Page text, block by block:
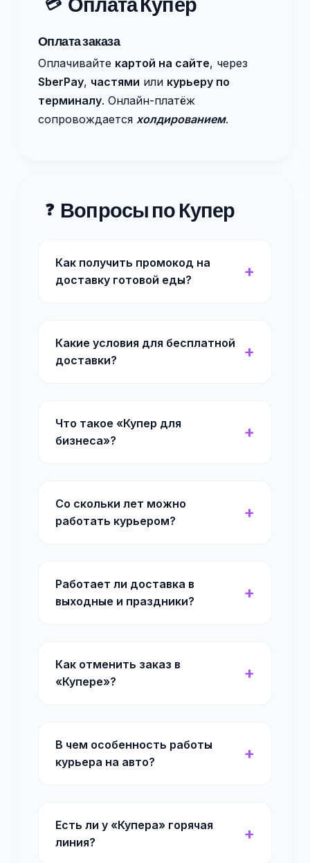
💳
Оплата заказа
Оплачивайте картой на сайте, через
SberPay, частями или курьеру по
терминалу. Онлайн-платёж
сопровождается холдированием.
❓ Вопросы по Купер
Как получить промокод на
доставку готовой еды?
Какие условия для бесплатной
доставки?
Что такое «Купер для
бизнеса»?
Со скольки лет можно
работать курьером?
Работает ли доставка в
выходные и праздники?
Как отменить заказ в
«Купере»?
В чем особенность работы
курьера на авто?
Есть ли у «Купера» горячая
линия?